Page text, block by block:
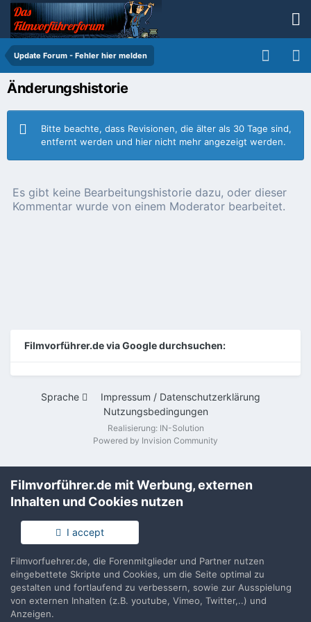
Update Forum - Fehler hier melden
Änderungshistorie
Bitte beachte, dass Revisionen, die älter als 30 Tage sind,
entfernt werden und hier nicht mehr angezeigt werden.
Es gibt keine Bearbeitungshistorie dazu, oder dieser
Kommentar wurde von einem Moderator bearbeitet.
Filmvorführer.de via Google durchsuchen:
Sprache
Impressum / Datenschutzerklärung
Nutzungsbedingungen
Realisierung: IN-Solution
Powered by Invision Community
Filmvorführer.de mit Werbung, externen
Inhalten und Cookies nutzen
I accept
Filmvorfuehrer.de, die Forenmitglieder und Partner nutzen
eingebettete Skripte und Cookies, um die Seite optimal zu
gestalten und fortlaufend zu verbessern, sowie zur Ausspielung
von externen Inhalten (z.B. youtube, Vimeo, Twitter,..) und
Anzeigen.